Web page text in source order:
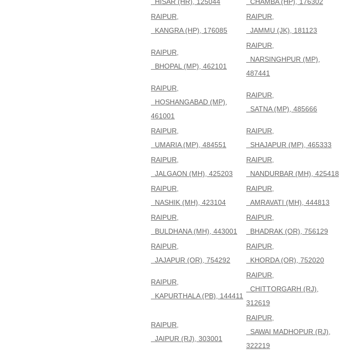
RAIPUR,
KANGRA (HP), 176085
RAIPUR,
JAMMU (JK), 181123
RAIPUR,
BHOPAL (MP), 462101
RAIPUR,
NARSINGHPUR (MP),
487441
RAIPUR,
HOSHANGABAD (MP),
461001
RAIPUR,
SATNA (MP), 485666
RAIPUR,
UMARIA (MP), 484551
RAIPUR,
SHAJAPUR (MP), 465333
RAIPUR,
JALGAON (MH), 425203
RAIPUR,
NANDURBAR (MH), 425418
RAIPUR,
NASHIK (MH), 423104
RAIPUR,
AMRAVATI (MH), 444813
RAIPUR,
BULDHANA (MH), 443001
RAIPUR,
BHADRAK (OR), 756129
RAIPUR,
JAJAPUR (OR), 754292
RAIPUR,
KHORDA (OR), 752020
RAIPUR,
KAPURTHALA (PB), 144411
RAIPUR,
CHITTORGARH (RJ),
312619
RAIPUR,
JAIPUR (RJ), 303001
RAIPUR,
SAWAI MADHOPUR (RJ),
322219